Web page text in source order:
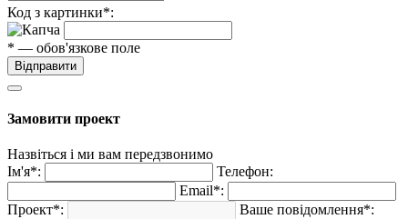
Код з картинки*:
* — обов'язкове поле
Відправити
Замовити проект
Назвіться і ми вам передзвонимо
Ім'я*:
Телефон:
Email*:
Проект*:
Ваше повідомлення*: